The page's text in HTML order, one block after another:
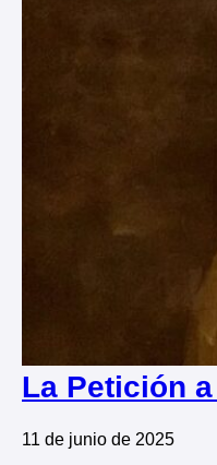
La Petición
11 de junio de 2025